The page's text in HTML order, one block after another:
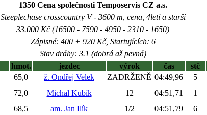
1350 Cena společnosti Temposervis CZ a.s.
Steeplechase crosscountry V - 3600 m, cena, 4letí a starší
33.000 Kč (16500 - 7590 - 4950 - 2310 - 1650)
Zápisné: 400 + 920 Kč, Startujících: 6
Stav dráhy: 3.1 (dobrá až pevná)
hmot. jezdec výrok čas stč
65,0 ž. Ondřej Velek ZADRŽENĚ 04:49,96 5
72,0 Michal Kubík 12 04:51,71 1
68,5 am. Jan Ilík 1/2 04:51,79 6